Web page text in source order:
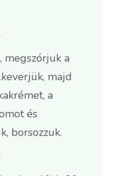
megszórjuk a
majd
a
és
borsozzuk.